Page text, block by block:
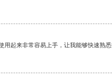
用起来非常容易上手，让我能够快速熟